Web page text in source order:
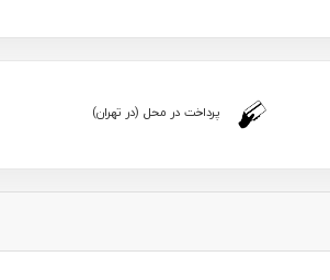
پرداخت در محل (در تهران)